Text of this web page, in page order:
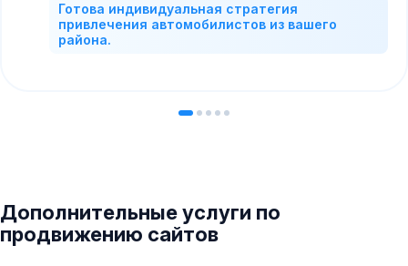
Готова индивидуальная стратегия
привлечения автомобилистов из вашего
района.
Дополнительные услуги по
продвижению сайтов